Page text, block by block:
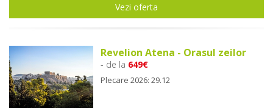
Vezi oferta
Revelion Atena - Orasul zeilor
- de la 649€
Plecare 2026: 29.12